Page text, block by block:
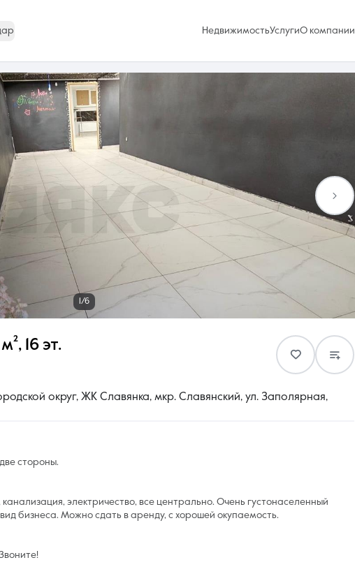
НедвижимостьУслугиО компании
Услуги
Контакты
1/6
м², 16 эт.
округ, ЖК Славянка, мкр. Славянский, ул. Заполярная,
стороны.
электричество, все центрально. Очень густонаселенный
бизнеса. Можно сдать в аренду, с хорошей окупаемость.